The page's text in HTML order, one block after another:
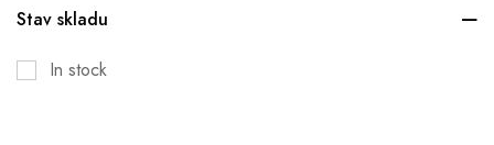
Stav skladu
In stock